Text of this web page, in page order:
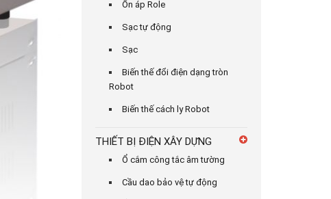
Ổn áp Role
Sạc tự động
Sạc
Biến thế đổi điện dạng tròn
Robot
Biến thế cách ly Robot
THIẾT BỊ ĐIỆN XÂY DỰNG
Ổ cắm công tắc âm tường
Cầu dao bảo vệ tự động